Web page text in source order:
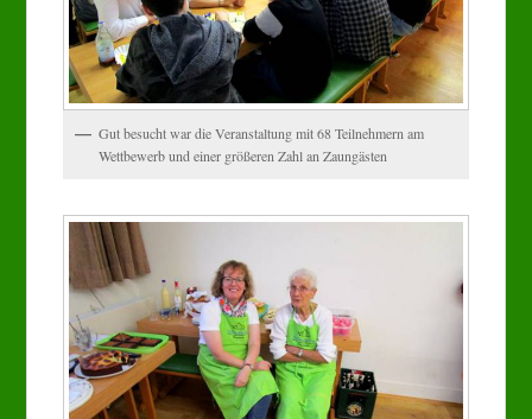
Gut besucht war die Veranstaltung mit 68 Teilnehmern am
Wettbewerb und einer größeren Zahl an Zaungästen